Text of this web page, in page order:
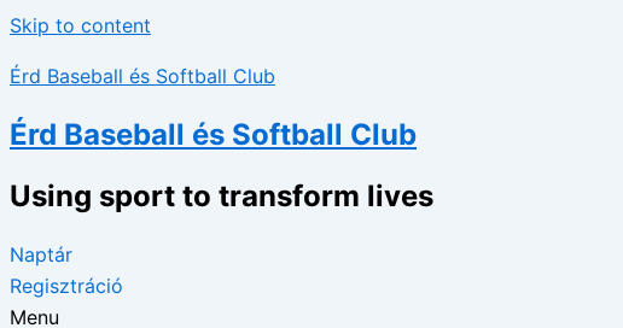
Skip to content
Érd Baseball és Softball Club
Érd Baseball és Softball Club
Using sport to transform lives
Naptár
Regisztráció
Menu